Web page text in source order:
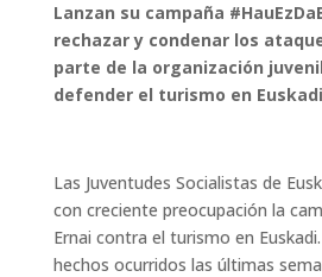
c
e
b
o
i
t
t
e
n
k
e
d
a
t
s
A
n
t
e
r
t
m
p
a
r
r
Lanzan su campaña
rechazar y condenar los
parte de la organización
defender el turismo en
Las Juventudes Socialistas de
con creciente preocupación la
Ernai contra el turismo en
hechos ocurridos las últimas